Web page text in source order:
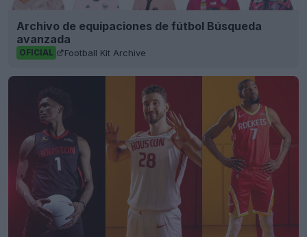
Archivo de equipaciones de fútbol Búsqueda
avanzada
OFICIAL Football Kit Archive